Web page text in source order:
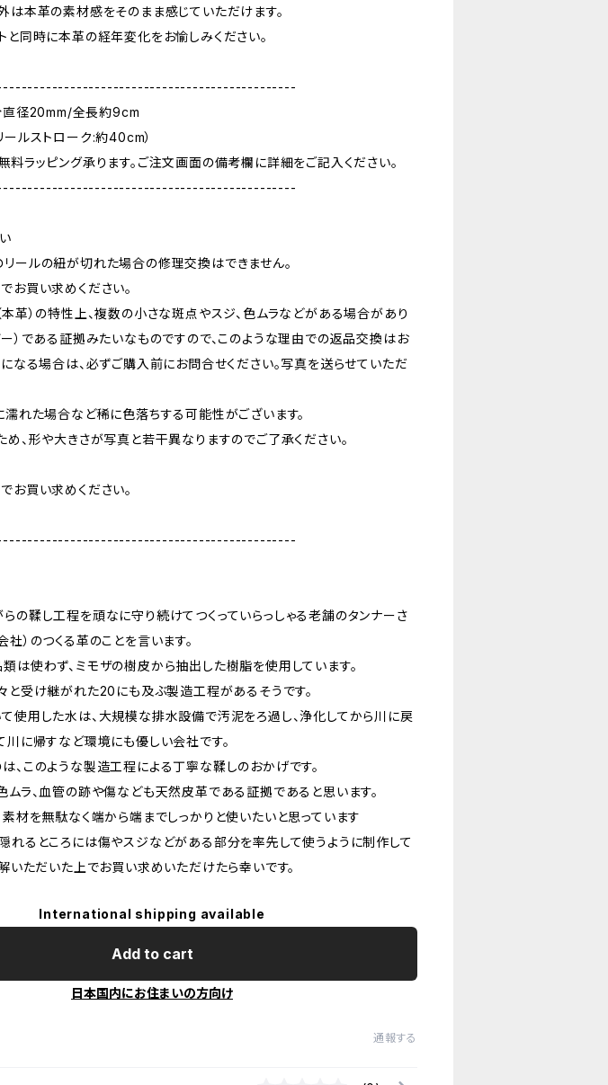
は本革の素材感をそのまま感じていただけます。
と同時に本革の経年変化をお愉しみください。
直径20mm/全長約9cm
ルストローク:約40cm）
ラッピング承ります。ご注文画面の備考欄に詳細をご記入ください。
ールの紐が切れた場合の修理交換はできません。
お買い求めください。
本革）の特性上、複数の小さな斑点やスジ、色ムラなどがある場合があり
ー）である証拠みたいなものですので、このような理由での返品交換はお
になる場合は、必ずご購入前にお問合せください。写真を送らせていただ
濡れた場合など稀に色落ちする可能性がございます。
め、形や大きさが写真と若干異なりますのでご了承ください。
お買い求めください。
の鞣し工程を頑なに守り続けてつくっていらっしゃる老舗のタンナーさ
）のつくる革のことを言います。
は使わず、ミモザの樹皮から抽出した樹脂を使用しています。
と受け継がれた20にも及ぶ製造工程があるそうです。
使用した水は、大規模な排水設備で汚泥をろ過し、浄化してから川に戻
川に帰すなど環境にも優しい会社です。
、このような製造工程による丁寧な鞣しのおかげです。
ムラ、血管の跡や傷なども天然皮革である証拠であると思います。
素材を無駄なく端から端までしっかりと使いたいと思っています
れるところには傷やスジなどがある部分を率先して使うように制作して
解いただいた上でお買い求めいただけたら幸いです。
International shipping available
Add to cart
日本国内にお住まいの方向け
通報する